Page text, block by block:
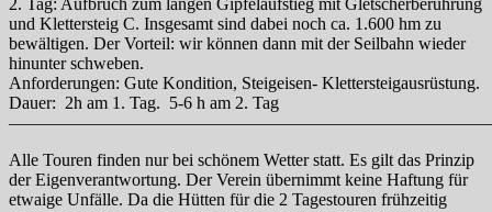
2. Tag: Aufbruch zum langen Gipfelaufstieg mit Gletscherberührung
und Klettersteig C. Insgesamt sind dabei noch ca. 1.600 hm zu
bewältigen. Der Vorteil: wir können dann mit der Seilbahn wieder
hinunter schweben.
Anforderungen: Gute Kondition, Steigeisen- Klettersteigausrüstung.
Dauer: 2h am 1. Tag. 5-6 h am 2. Tag
Alle Touren finden nur bei schönem Wetter statt. Es gilt das Prinzip
der Eigenverantwortung. Der Verein übernimmt keine Haftung für
etwaige Unfälle. Da die Hütten für die 2 Tagestouren frühzeitig